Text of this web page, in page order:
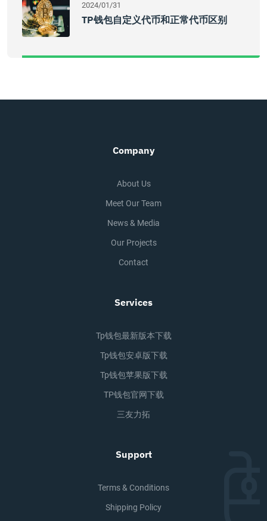
2024/01/31
TP钱包自定义代币和正常代币区别
Company
About Us
Meet Our Team
News & Media
Our Projects
Contact
Services
Tp钱包最新版本下载
Tp钱包安卓版下载
Tp钱包苹果版下载
TP钱包官网下载
三友力拓
Support
Terms & Conditions
Shipping Policy